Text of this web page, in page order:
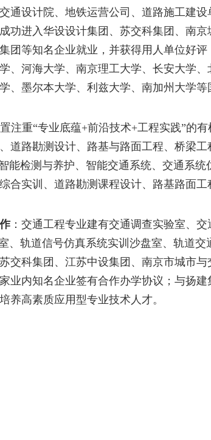
通设计院、 地铁运营公司、 道路施工建设
功进入华设设计集团、苏交科集团、南
团等知名企业就业， 并获得用人单位好评
、河海大学、南京理工大学、 长安大学、
、 墨尔本大学、利兹大学、南加州大学等
注重“专业底蕴+前沿技术+工程实践”的有
、 道路勘测 设计、 路基与路面工程、 桥梁工
能检测与养护、 智能交通系统、 交通系统
合实训、 道路勘测 课程设计、 路基路面工
： 交通工程专业建有交通调查实验室、交
、轨道信号仿真系统实训沙盘室、轨道交
苏交科集团、江苏中设集团、 南京市城市与
业内知名企业签有合作办学协议 ；与扬
养高素质应用型专业技术人才。